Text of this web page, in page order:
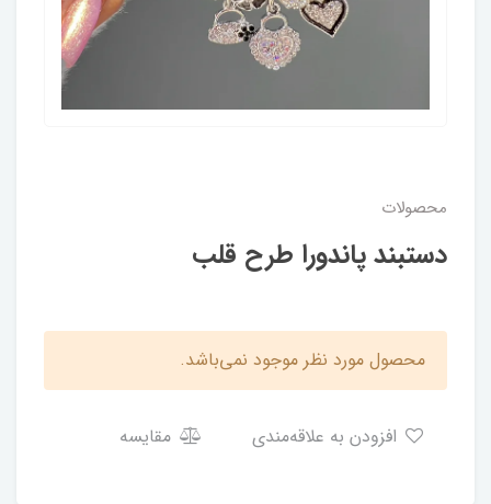
محصولات
دستبند پاندورا طرح قلب
محصول مورد نظر موجود نمی‌باشد.
مقایسه